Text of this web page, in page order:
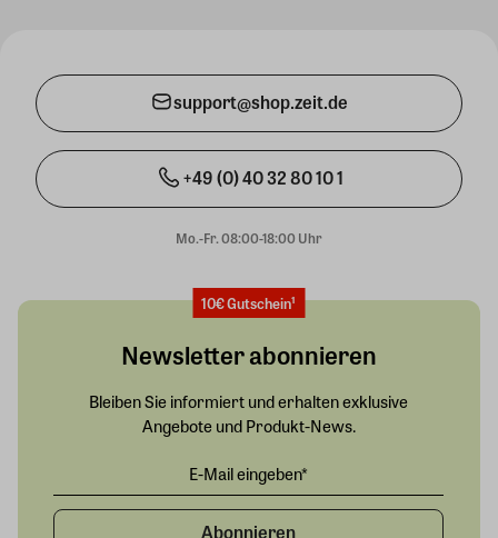
support@shop.zeit.de
+49 (0) 40 32 80 10 1
Mo.-Fr. 08:00-18:00 Uhr
10€ Gutschein¹
Newsletter abonnieren
Bleiben Sie informiert und erhalten exklusive
Angebote und Produkt-News.
Abonnieren